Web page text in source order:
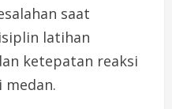
saat
latihan
ketepatan reaksi
medan.